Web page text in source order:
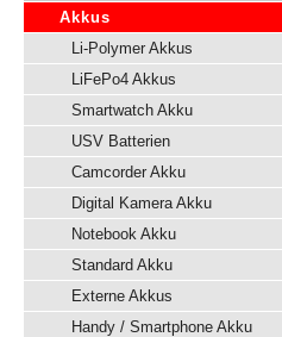
Akkus
Li-Polymer Akkus
LiFePo4 Akkus
Smartwatch Akku
USV Batterien
Camcorder Akku
Digital Kamera Akku
Notebook Akku
Standard Akku
Externe Akkus
Handy / Smartphone Akku